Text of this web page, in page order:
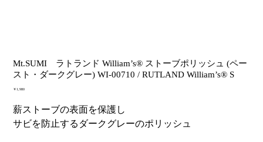
Mt.SUMI ラトランド William’s® ストーブポリッシュ (ペー
スト・ダークグレー) WI-00710 / RUTLAND William’s® S
価
￥1,980
薪ストーブの表面を保護し
サビを防止するダークグレーのポリッシュ